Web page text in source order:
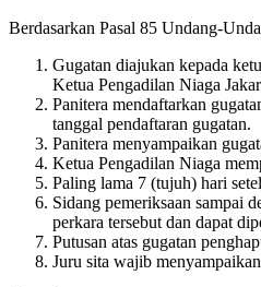
Berdasarkan Pasal 85 Undang-
Gugatan diajukan kepada
Ketua Pengadilan Niaga
Panitera mendaftarkan
tanggal pendaftaran gugatan.
Panitera menyampaikan
Ketua Pengadilan Niaga
Paling lama 7 (tujuh) hari
Sidang pemeriksaan sampai
perkara tersebut dan dapat
Putusan atas gugatan
Juru sita wajib